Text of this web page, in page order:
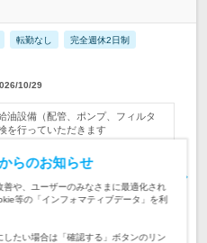
転勤なし 完全週休2日制
10/29
油設備（配管、ポンプ、フィルタ
を行っていただきます
運転免許をお持ちの方／施設・設
京都大田区羽田空港3-7-1 ※転勤に
らのお知らせ
や、ユーザーのみなさまに最適化され
等の「インフォマティブデータ」を利
たい場合は「確認する」ボタンのリン